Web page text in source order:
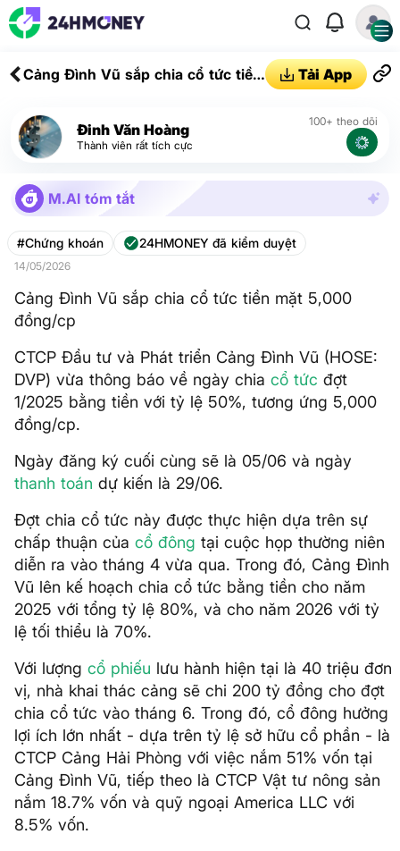
Cảng Đình Vũ sắp chia cổ tức tiền
Tải App
Đinh Văn Hoàng
Thành viên rất tích cực
100+ theo dõi
M.AI tóm tắt
#Chứng khoán 24HMONEY đã kiểm duyệt
14/05/2026
Cảng Đình Vũ sắp chia cổ tức tiền mặt 5,000
đồng/cp
CTCP Đầu tư và Phát triển Cảng Đình Vũ (HOSE:
DVP) vừa thông báo về ngày chia cổ tức đợt
1/2025 bằng tiền với tỷ lệ 50%, tương ứng 5,000
đồng/cp.
Ngày đăng ký cuối cùng sẽ là 05/06 và ngày
thanh toán dự kiến là 29/06.
Đợt chia cổ tức này được thực hiện dựa trên sự
chấp thuận của cổ đông tại cuộc họp thường niên
diễn ra vào tháng 4 vừa qua. Trong đó, Cảng Đình
Vũ lên kế hoạch chia cổ tức bằng tiền cho năm
2025 với tổng tỷ lệ 80%, và cho năm 2026 với tỷ
lệ tối thiểu là 70%.
Với lượng cổ phiếu lưu hành hiện tại là 40 triệu đơn
vị, nhà khai thác cảng sẽ chi 200 tỷ đồng cho đợt
chia cổ tức vào tháng 6. Trong đó, cổ đông hưởng
lợi ích lớn nhất - dựa trên tỷ lệ sở hữu cổ phần - là
CTCP Cảng Hải Phòng với việc nắm 51% vốn tại
Cảng Đình Vũ, tiếp theo là CTCP Vật tư nông sản
nắm 18.7% vốn và quỹ ngoại America LLC với
8.5% vốn.